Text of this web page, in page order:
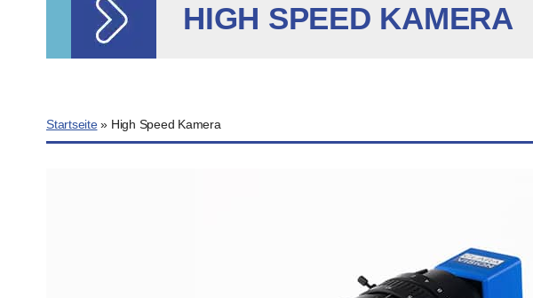
HIGH SPEED KAMERA
Startseite» High Speed Kamera